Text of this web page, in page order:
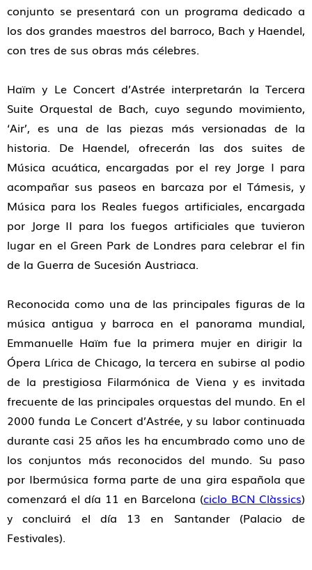
conjunto se presentará con un programa dedicado a
los dos grandes maestros del barroco, Bach y Haendel,
con tres de sus obras más célebres.
Haïm y Le Concert d’Astrée interpretarán laTercera
Suite Orquestal de Bach, cuyo segundo movimiento,
‘Air’, es una de las piezas más versionadas de la
historia. De Haendel, ofrecerán las dos suites de
Música acuática, encargadas por el rey Jorge I para
acompañar sus paseos en barcaza por el Támesis, y
Música para los Reales fuegos artificiales, encargada
por Jorge II para los fuegos artificiales que tuvieron
lugar en el Green Park de Londres para celebrar el fin
de la Guerra de Sucesión Austriaca.
Reconocida como una de las principales figuras de la
música antigua y barroca en el panorama mundial,
Emmanuelle Haïm fue la primera mujer en dirigir la
Ópera Lírica de Chicago, la tercera en subirse al podio
de la prestigiosa Filarmónica de Viena y es invitada
frecuente de las principales orquestas del mundo. En el
2000 funda Le Concert d’Astrée, y su labor continuada
durante casi 25 años les ha encumbrado como uno de
los conjuntos más reconocidos del mundo. Su paso
por Ibermúsica forma parte de una gira española que
comenzará el día 11 en Barcelona (ciclo BCN Clàssics)
y concluirá el día 13 en
Santander (Palacio de
Festivales).